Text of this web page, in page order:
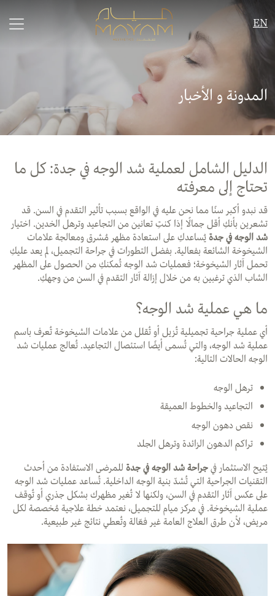
EN
المدونة و الأخبار
الدليل الشامل لعملية شد الوجه في جدة: كل ما
تحتاج إلى معرفته
قد نبدو أكبر سنًا مما نحن عليه في الواقع بسبب تأثير التقدم في السن. قد
تشعرين بأنكِ أقل جمالًا إذا كنتِ تعانين من التجاعيد وترهل الخدين. اختيار
شد الوجه في جدة يُساعدكِ على استعادة مظهر مُشرق ومعالجة علامات
الشيخوخة الشائعة بفعالية. بفضل التطورات في جراحة التجميل، لم يعد عليكِ
تحمل آثار الشيخوخة؛ فعمليات شد الوجه تُمكنكِ من الحصول على المظهر
الشاب الذي ترغبين به من خلال إزالة آثار التقدم في السن من وجهكِ.
ما هي عملية شد الوجه؟
أي عملية جراحية تجميلية تُزيل أو تُقلل من علامات الشيخوخة تُعرف باسم
عملية شد الوجه، والتي تُسمى أيضًا استئصال التجاعيد. تُعالج عمليات شد
الوجه الحالات التالية:
ترهل الوجه
التجاعيد والخطوط العميقة
نقص دهون الوجه
تراكم الدهون الزائدة وترهل الجلد
يُتيح الاستثمار فيجراحة شد الوجه في جدة للمرضى الاستفادة من أحدث
التقنيات الجراحية التي تُشدّ بنية الوجه الداخلية. تُساعد عمليات شد الوجه
على عكس آثار التقدم في السن، ولكنها لا تُغير مظهرك بشكل جذري أو تُوقف
عملية الشيخوخة. في مركز ميام للتجميل، نعتمد خطة علاجية مُخصصة لكل
مريض، لأن طرق العلاج العامة غير فعّالة وتُعطي نتائج غير طبيعية.